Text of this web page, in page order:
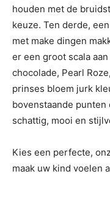
houden met de
keuze. Ten derde,
met make dingen
er een groot scala
chocolade, Pearl
prinses bloem jurk
bovenstaande
schattig, mooi en
Kies een perfecte,
maak uw kind voelen